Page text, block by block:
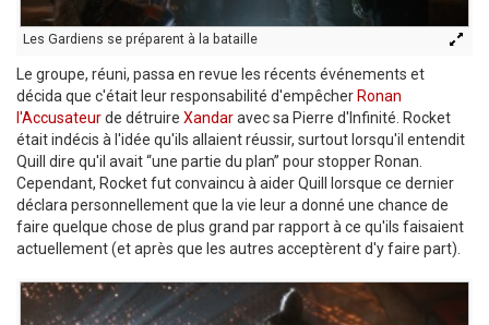
Les Gardiens se préparent à la bataille
Le groupe, réuni, passa en revue les récents événements et
décida que c'était leur responsabilité d'empêcher Ronan
l'Accusateurde détruire Xandaravec sa Pierre d'Infinité. Rocket
était indécis à l'idée qu'ils allaient réussir, surtout lorsqu'il entendit
Quill dire qu'il avait “une partie du plan” pour stopper Ronan.
Cependant, Rocket fut convaincu à aider Quill lorsque ce dernier
déclara personnellement que la vie leur a donné une chance de
faire quelque chose de plus grand par rapport à ce qu'ils faisaient
actuellement (et après que les autres acceptèrent d'y faire part).